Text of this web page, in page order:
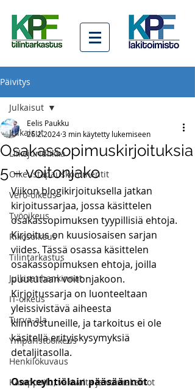
Päivitys
Julkaisut
Liikejuridiikka
Oikeustapauskommentit
Vero-oikeus
Työoikeus
Rikosoikeus
Tilintarkastus
Julkiset hankinnat
IT-oikeus
Turva-ala
Ympäristöoikeus
Henkilökuvaus
Kamppailu, väkivalta ja voimakeinot
Julkaisut
Osakassopimuskirjoituksia
5 – voitonjako
Eelis Paukku
26.2.20243 min käytetty lukemiseen
Viikon blogikirjoituksella jatkan
kirjoitussarjaa, jossa käsittelen
osakassopimuksen tyypillisiä ehtoja.
Kirjoitus on kuusiosaisen sarjan
viides. Tässä osassa käsittelen
osakassopimuksen ehtoja, joilla
puututaan voitonjakoon.
Kirjoitussarja on luonteeltaan
yleissivistävä aiheesta
kiinnostuneille, ja tarkoitus ei ole
käsitellä erityiskysymyksiä
detaljitasolla.
Osakeyhtiölain pääsäännöt